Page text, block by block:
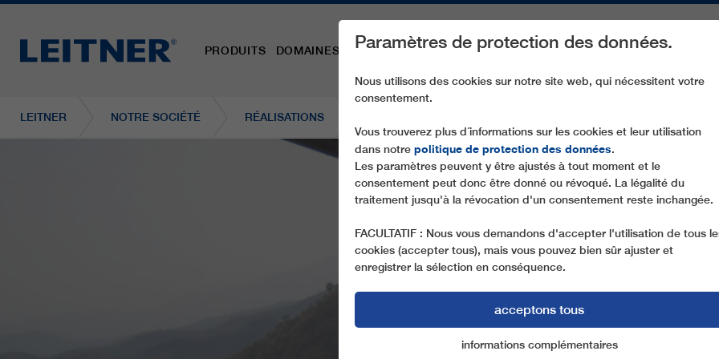
PRODUITS DOMAINES D´ACTIVITÉS PIÈCES DE RECHANGE SERVICE NOTRE
LEITNER NOTRE SOCIÉTÉ RÉALISATIONS
Paramètres de protection des données.
Nous utilisons des cookies sur notre site web, qui nécessitent votre
consentement.
Vous trouverez plus d´informations sur les cookies et leur utilisation
dans notre politique de protection des données.
Les paramètres peuvent y être ajustés à tout moment et le
consentement peut donc être donné ou révoqué. La légalité du
traitement jusqu'à la révocation d'un consentement reste inchangée.
FACULTATIF : Nous vous demandons d'accepter l'utilisation de tous
cookies (accepter tous), mais vous pouvez bien sûr ajuster et
enregistrer la sélection en conséquence.
acceptons tous
cookies essentiels Marketing
informations complémentaires